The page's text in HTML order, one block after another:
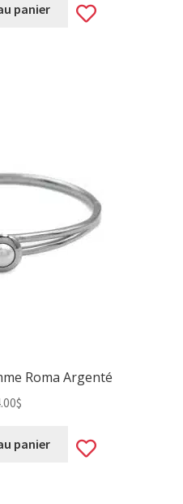
panier
Roma Argenté
$
panier